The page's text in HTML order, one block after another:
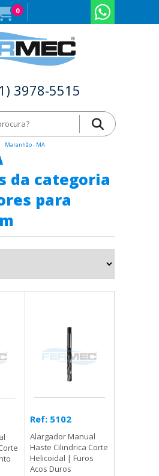
0
3978-5515
para Usinagem em Passagem Franca -
Maranhão - MA
da categoria
para
Ref: 5102
Alargador Manual
Haste Cilindrica Corte
Helicoidal | Furos
Acos Duros